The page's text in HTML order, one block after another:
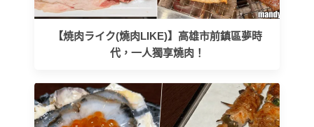
【焼肉ライク(燒肉LIKE)】高雄市前鎮區夢時
代，一人獨享燒肉！